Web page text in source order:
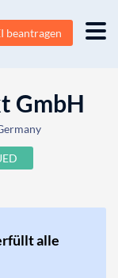
beantragen
GmbH
alle